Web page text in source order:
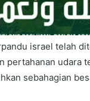
israel telah
pertahanan udara
sebahagian